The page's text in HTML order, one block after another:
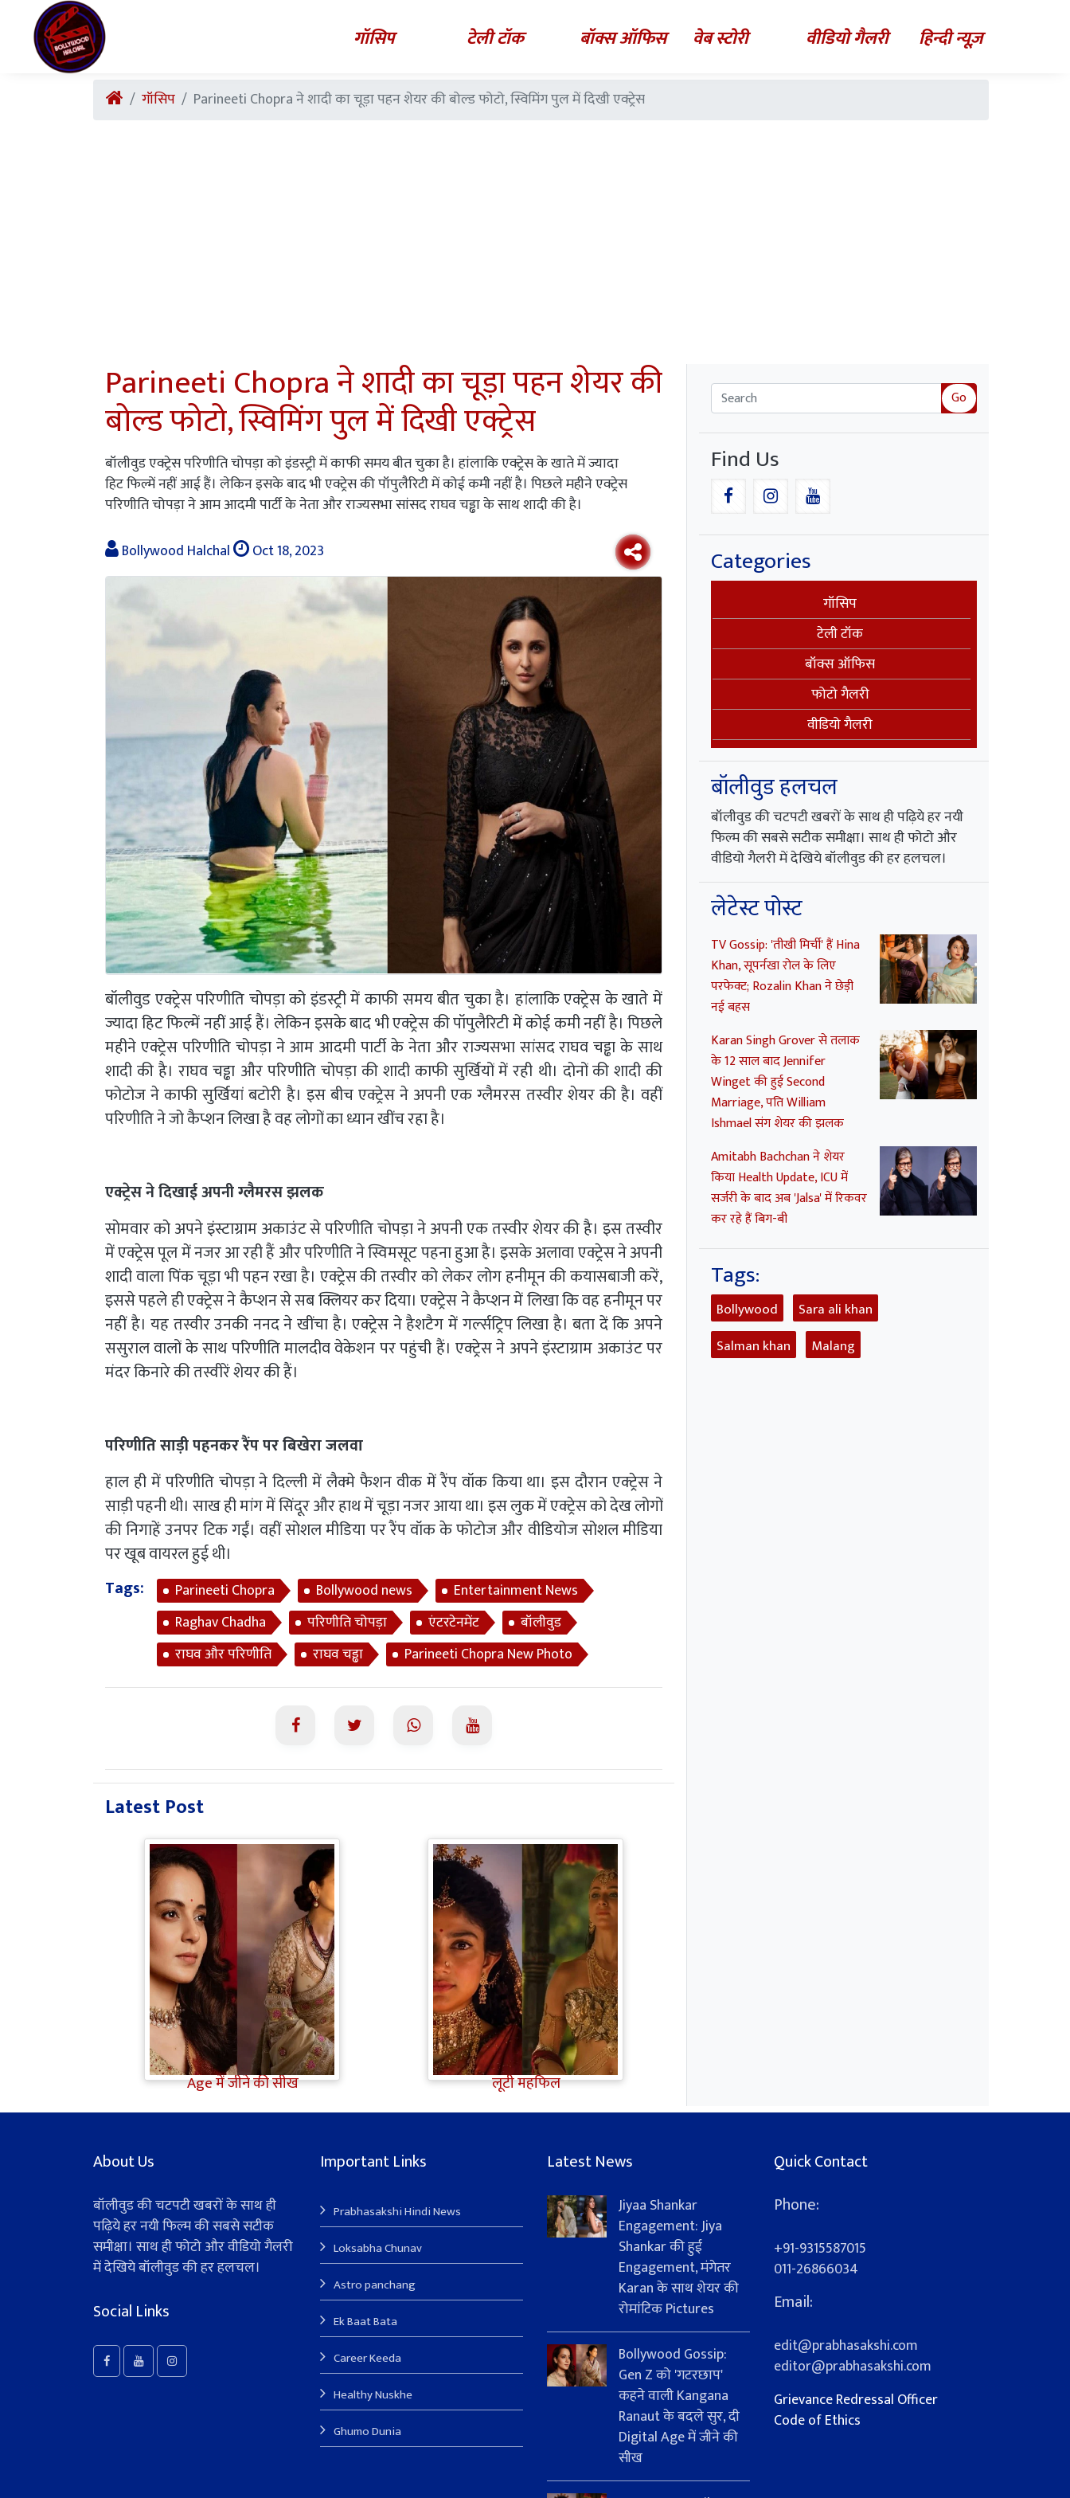
गॉसिप टेली टॉक बॉक्स ऑफिस वेब स्टोरी वीडियो गैलरी हिन्दी न्यूज़
गॉसिप Parineeti Chopra ने शादी का चूड़ा पहन शेयर की बोल्ड फोटो, स्विमिंग पुल में दिखी एक्ट्रेस
Parineeti Chopra ने शादी का चूड़ा पहन शेयर की
बोल्ड फोटो, स्विमिंग पुल में दिखी एक्ट्रेस
बॉलीवुड एक्ट्रेस परिणीति चोपड़ा को इंडस्ट्री में काफी समय बीत चुका है। हांलाकि एक्ट्रेस के खाते में ज्यादा
हिट फिल्में नहीं आई हैं। लेकिन इसके बाद भी एक्ट्रेस की पॉपुलैरिटी में कोई कमी नहीं है। पिछले महीने एक्ट्रेस
परिणीति चोपड़ा ने आम आदमी पार्टी के नेता और राज्यसभा सांसद राघव चड्ढा के साथ शादी की है।
Bollywood Halchal
Oct 18, 2023
बॉलीवुड एक्ट्रेस परिणीति चोपड़ा को इंडस्ट्री में काफी समय बीत चुका है। हांलाकि एक्ट्रेस के खाते में
ज्यादा हिट फिल्में नहीं आई हैं। लेकिन इसके बाद भी एक्ट्रेस की पॉपुलैरिटी में कोई कमी नहीं है। पिछले
महीने एक्ट्रेस परिणीति चोपड़ा ने आम आदमी पार्टी के नेता और राज्यसभा सांसद राघव चड्ढा के साथ
शादी की है। राघव चड्ढा और परिणीति चोपड़ा की शादी काफी सुर्खियों में रही थी। दोनों की शादी की
फोटोज ने काफी सुर्खियां बटोरी है। इस बीच एक्ट्रेस ने अपनी एक ग्लैमरस तस्वीर शेयर की है। वहीं
परिणीति ने जो कैप्शन लिखा है वह लोगों का ध्यान खींच रहा है।
एक्ट्रेस ने दिखाई अपनी ग्लैमरस झलक
सोमवार को अपने इंस्टाग्राम अकाउंट से परिणीति चोपड़ा ने अपनी एक तस्वीर शेयर की है। इस तस्वीर
में एक्ट्रेस पूल में नजर आ रही हैं और परिणीति ने स्विमसूट पहना हुआ है। इसके अलावा एक्ट्रेस ने अपनी
शादी वाला पिंक चूड़ा भी पहन रखा है। एक्ट्रेस की तस्वीर को लेकर लोग हनीमून की कयासबाजी करें,
इससे पहले ही एक्ट्रेस ने कैप्शन से सब क्लियर कर दिया। एक्ट्रेस ने कैप्शन में लिखा कि वह हनीमून पर
नहीं है। यह तस्वीर उनकी ननद ने खींचा है। एक्ट्रेस ने हैशटैग में गर्ल्सट्रिप लिखा है। बता दें कि अपने
ससुराल वालों के साथ परिणीति मालदीव वेकेशन पर पहुंची हैं। एक्ट्रेस ने अपने इंस्टाग्राम अकाउंट पर
मंदर किनारे की तस्वीरें शेयर की हैं।
परिणीति साड़ी पहनकर रैंप पर बिखेरा जलवा
हाल ही में परिणीति चोपड़ा ने दिल्ली में लैक्मे फैशन वीक में रैंप वॉक किया था। इस दौरान एक्ट्रेस ने
साड़ी पहनी थी। साख ही मांग में सिंदूर और हाथ में चूड़ा नजर आया था। इस लुक में एक्ट्रेस को देख लोगों
की निगाहें उनपर टिक गईं। वहीं सोशल मीडिया पर रैंप वॉक के फोटोज और वीडियोज सोशल मीडिया
पर खूब वायरल हुई थी।
Tags:
Parineeti Chopra Bollywood news
Entertainment News
Raghav Chadha
परिणीति चोपड़ा एंटरटेनमेंट
बॉलीवुड
राघव और परिणीति
राघव चड्ढा Parineeti Chopra New Photo
Latest Post
Bollywood Gossip: Gen Z को
'गटरछाप' कहने वाली Kangana
Ranaut के बदले सुर, दी Digital
Age में जीने की सीख
Ramayana Trailer: सीता से
ज्यादा Rakul Preet Singh की
चर्चा, Shurpanakha के लुक ने
लूटी महफिल
Go
Find Us
Categories
गॉसिप
टेली टॉक
बॉक्स ऑफिस
फोटो गैलरी
वीडियो गैलरी
बॉलीवुड हलचल
बॉलीवुड की चटपटी खबरों के साथ ही पढ़िये हर नयी
फिल्म की सबसे सटीक समीक्षा। साथ ही फोटो और
वीडियो गैलरी में देखिये बॉलीवुड की हर हलचल।
लेटेस्ट पोस्ट
TV Gossip: 'तीखी मिर्ची' हैं Hina
Khan, सूपर्नखा रोल के लिए
परफेक्ट; Rozalin Khan ने छेड़ी
नई बहस
Karan Singh Grover से तलाक
के 12 साल बाद Jennifer
Winget की हुई Second
Marriage, पति William
Ishmael संग शेयर की झलक
Amitabh Bachchan ने शेयर
किया Health Update, ICU में
सर्जरी के बाद अब 'Jalsa' में रिकवर
कर रहे हैं बिग-बी
Tags:
Bollywood
Sara ali khan
Salman khan
Malang
About Us
बॉलीवुड की चटपटी खबरों के साथ ही
पढ़िये हर नयी फिल्म की सबसे सटीक
समीक्षा। साथ ही फोटो और वीडियो गैलरी
में देखिये बॉलीवुड की हर हलचल।
Social Links
Important Links
Prabhasakshi Hindi News
Loksabha Chunav
Astro panchang
Ek Baat Bata
Career Keeda
Healthy Nuskhe
Ghumo Dunia
Latest News
Jiyaa Shankar
Engagement: Jiya
Shankar की हुई
Engagement, मंगेतर
Karan के साथ शेयर की
रोमांटिक Pictures
Bollywood Gossip:
Gen Z को 'गटरछाप'
कहने वाली Kangana
Ranaut के बदले सुर, दी
Digital Age में जीने की
सीख
Quick Contact
Phone:
+91-9315587015
011-26866034
Email:
edit@prabhasakshi.com
editor@prabhasakshi.com
Grievance Redressal Officer
Code of Ethics